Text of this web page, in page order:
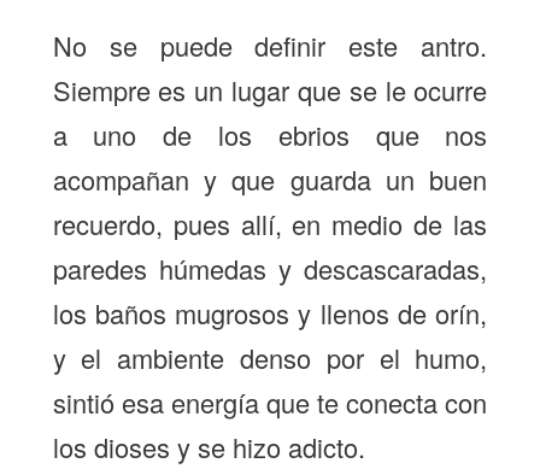
No se puede definir este antro.
Siempre es un lugar que se le ocurre
a uno de los ebrios que nos
acompañan y que guarda un buen
recuerdo, pues allí, en medio de las
paredes húmedas y descascaradas,
los baños mugrosos y llenos de orín,
y el ambiente denso por el humo,
sintió esa energía que te conecta con
los dioses y se hizo adicto.